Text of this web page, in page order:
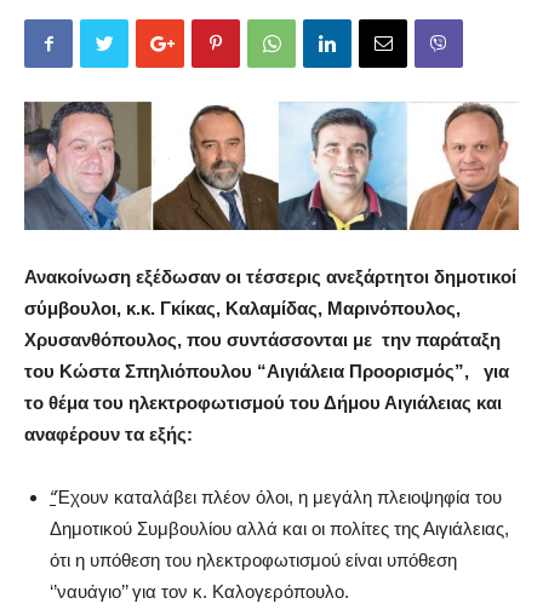
Ανακοίνωση εξέδωσαν οι τέσσερις ανεξάρτητοι δημοτικοί
σύμβουλοι, κ.κ. Γκίκας, Καλαμίδας, Μαρινόπουλος,
Χρυσανθόπουλος, που συντάσσονται με την παράταξη
του Κώστα Σπηλιόπουλου “Αιγιάλεια Προορισμός”, για
το θέμα του ηλεκτροφωτισμού του Δήμου Αιγιάλειας και
αναφέρουν τα εξής:
“Έχουν καταλάβει πλέον όλοι, η μεγάλη πλειοψηφία του
Δημοτικού Συμβουλίου αλλά και οι πολίτες της Αιγιάλειας,
ότι η υπόθεση του ηλεκτροφωτισμού είναι υπόθεση
‘’ναυάγιο’’ για τον κ. Καλογερόπουλο.